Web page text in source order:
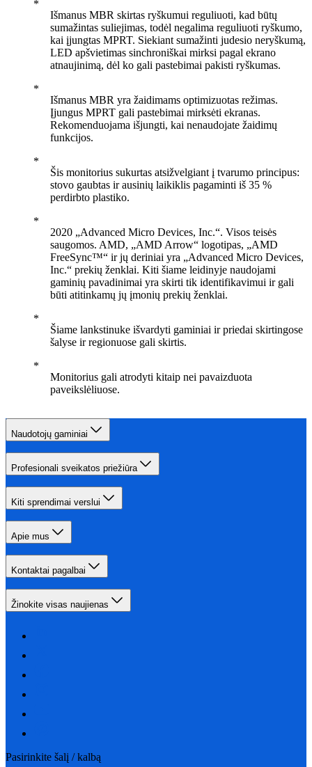
Išmanus MBR skirtas ryškumui reguliuoti, kad būtų
sumažintas suliejimas, todėl negalima reguliuoti ryškumo,
kai įjungtas MPRT. Siekiant sumažinti judesio neryškumą,
LED apšvietimas sinchroniškai mirksi pagal ekrano
atnaujinimą, dėl ko gali pastebimai pakisti ryškumas.
Išmanus MBR yra žaidimams optimizuotas režimas.
Įjungus MPRT gali pastebimai mirksėti ekranas.
Rekomenduojama išjungti, kai nenaudojate žaidimų
funkcijos.
Šis monitorius sukurtas atsižvelgiant į tvarumo principus:
stovo gaubtas ir ausinių laikiklis pagaminti iš 35 %
perdirbto plastiko.
2020 „Advanced Micro Devices, Inc.“. Visos teisės
saugomos. AMD, „AMD Arrow“ logotipas, „AMD
FreeSync™“ ir jų deriniai yra „Advanced Micro Devices,
Inc.“ prekių ženklai. Kiti šiame leidinyje naudojami
gaminių pavadinimai yra skirti tik identifikavimui ir gali
būti atitinkamų jų įmonių prekių ženklai.
Šiame lankstinuke išvardyti gaminiai ir priedai skirtingose
šalyse ir regionuose gali skirtis.
Monitorius gali atrodyti kitaip nei pavaizduota
paveikslėliuose.
Naudotojų gaminiai
Profesionali sveikatos priežiūra
Kiti sprendimai verslui
Apie mus
Kontaktai pagalbai
Žinokite visas naujienas
Pasirinkite šalį / kalbą